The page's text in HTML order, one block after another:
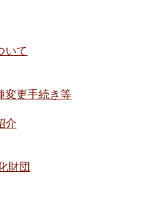
いて
変更手続き等
介
財団